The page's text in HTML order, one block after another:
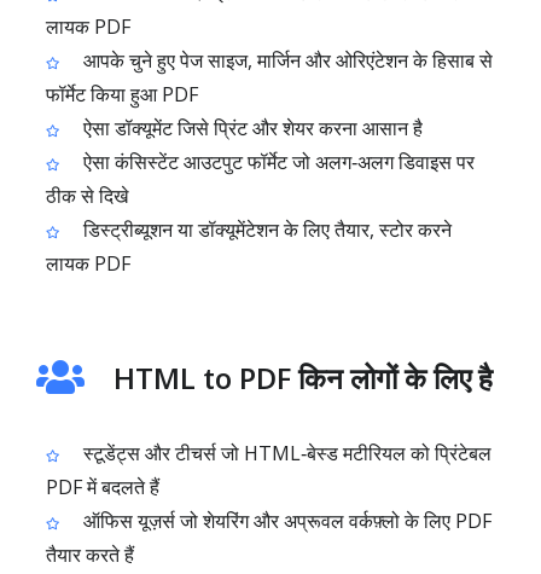
लायक PDF
आपके चुने हुए पेज साइज, मार्जिन और ओरिएंटेशन के हिसाब से
फॉर्मेट किया हुआ PDF
ऐसा डॉक्यूमेंट जिसे प्रिंट और शेयर करना आसान है
ऐसा कंसिस्टेंट आउटपुट फॉर्मेट जो अलग‑अलग डिवाइस पर
ठीक से दिखे
डिस्ट्रीब्यूशन या डॉक्यूमेंटेशन के लिए तैयार, स्टोर करने
लायक PDF
HTML to PDF किन लोगों के लिए है
स्टूडेंट्स और टीचर्स जो HTML‑बेस्ड मटीरियल को प्रिंटेबल
PDF में बदलते हैं
ऑफिस यूज़र्स जो शेयरिंग और अप्रूवल वर्कफ़्लो के लिए PDF
तैयार करते हैं